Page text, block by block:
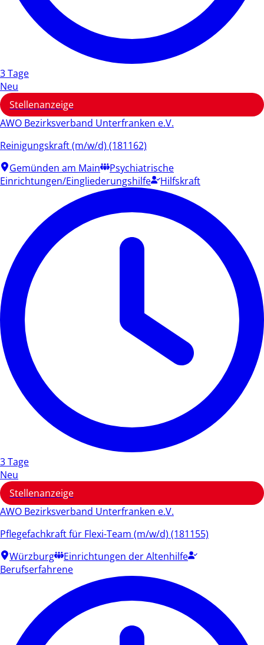
3 Tage
Neu
Stellenanzeige
AWO Bezirksverband Unterfranken e.V.
Reinigungskraft (m/w/d) (181162)
Gemünden am Main
Psychiatrische
Einrichtungen/Eingliederungshilfe
Hilfskraft
3 Tage
Neu
Stellenanzeige
AWO Bezirksverband Unterfranken e.V.
Pflegefachkraft für Flexi-Team (m/w/d) (181155)
Würzburg
Einrichtungen der Altenhilfe
Berufserfahrene